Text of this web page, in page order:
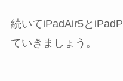
続いてiPadAir5と
ていきましょう。